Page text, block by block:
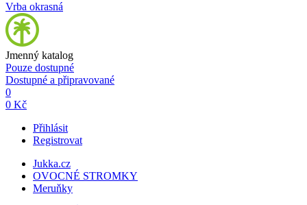
Vrba okrasná
Jmenný katalog
Pouze dostupné
Dostupné a připravované
0
0 Kč
Přihlásit
Registrovat
Jukka.cz
OVOCNÉ STROMKY
Meruňky